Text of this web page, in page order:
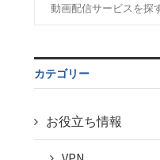
カテゴリー
お役立ち情報